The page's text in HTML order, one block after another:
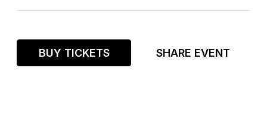
BUY TICKETS SHARE EVENT